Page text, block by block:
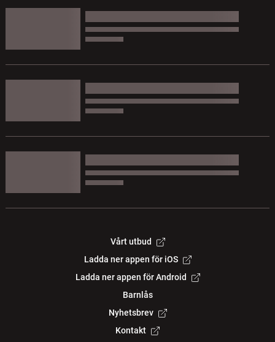
Vårt utbud
Ladda ner appen för iOS
Ladda ner appen för Android
Barnlås
Nyhetsbrev
Kontakt